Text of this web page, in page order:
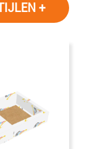
+